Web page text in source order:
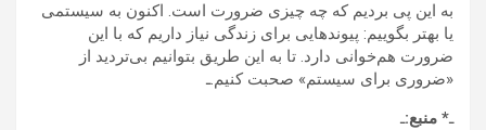
به این پی بردیم که چه چیزی ضرورت است. اکنون به سیستمی
یا بهتر بگوییم: پیوندهایی برای زندگی نیاز داریم که با این
ضرورت هم‌خوانی دارد. تا به‌ این طریق بتوانیم بی‌تردید از
«ضروری برای سیستم» صحبت کنیم.ـ
ـ*‌ منبع:ـ